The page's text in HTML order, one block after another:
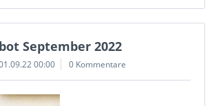
September 2022
00:00 0 Kommentare